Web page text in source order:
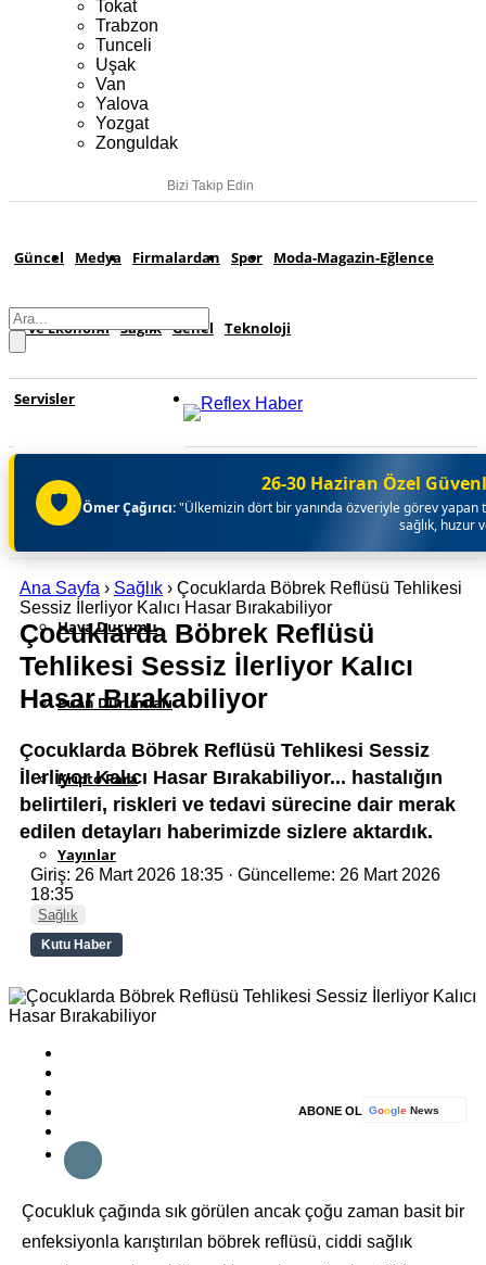
Tokat
Trabzon
Tunceli
Uşak
Van
Yalova
Yozgat
Zonguldak
Bizi Takip Edin
Güncel Medya Firmalardan Spor Moda-Magazin-Eğlence
İş ve Ekonomi Sağlık Genel Teknoloji
Servisler
Namaz Vakitleri
Hava Durumu
Puan Durumları
Kripto Para
Yayınlar
🛡️
26-30 Haziran Özel
Ömer Çağırıcı:"Ülkemizin dört bir yanında özveriyle görev yapan
sağlık, huzur
Ana Sayfa › Sağlık › Çocuklarda Böbrek Reflüsü Tehlikesi
Sessiz İlerliyor Kalıcı Hasar Bırakabiliyor
Çocuklarda Böbrek Reflüsü
Tehlikesi Sessiz İlerliyor Kalıcı
Hasar Bırakabiliyor
Çocuklarda Böbrek Reflüsü Tehlikesi Sessiz
İlerliyor Kalıcı Hasar Bırakabiliyor... hastalığın
belirtileri, riskleri ve tedavi sürecine dair merak
edilen detayları haberimizde sizlere aktardık.
Giriş: 26 Mart 2026 18:35 · Güncelleme: 26 Mart 2026
18:35
Sağlık
Kutu Haber
ABONE OL
Çocukluk çağında sık görülen ancak çoğu zaman basit bir
enfeksiyonla karıştırılan böbrek reflüsü, ciddi sağlık